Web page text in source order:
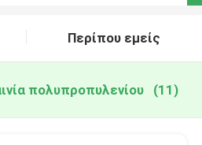
Περίπου εμείς
πολυπροπυλενίου (11)